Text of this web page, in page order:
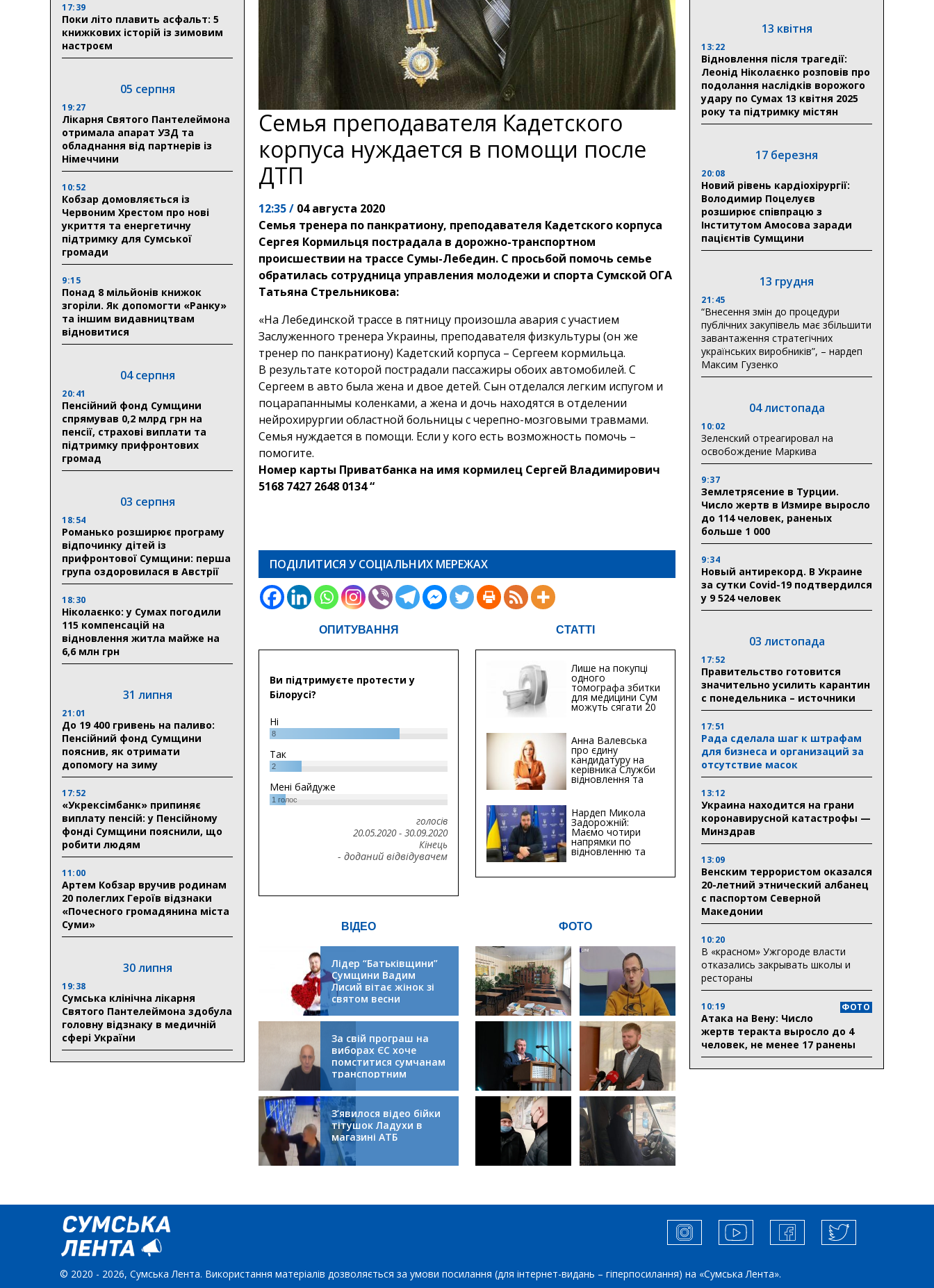
17:39
Поки літо плавить асфальт: 5
книжкових історій із зимовим
настроєм
05 серпня
19:27
Лікарня Святого Пантелеймона
отримала апарат УЗД та
обладнання від партнерів із
Німеччини
10:52
Кобзар домовляється із
Червоним Хрестом про нові
укриття та енергетичну
підтримку для Сумської
громади
9:15
Понад 8 мільйонів книжок
згоріли. Як допомогти «Ранку»
та іншим видавництвам
відновитися
04 серпня
20:41
Пенсійний фонд Сумщини
спрямував 0,2 млрд грн на
пенсії, страхові виплати та
підтримку прифронтових
громад
03 серпня
18:54
Романько розширює програму
відпочинку дітей із
прифронтової Сумщини: перша
група оздоровилася в Австрії
18:30
Ніколаєнко: у Сумах погодили
115 компенсацій на
відновлення житла майже на
6,6 млн грн
31 липня
21:01
До 19 400 гривень на паливо:
Пенсійний фонд Сумщини
пояснив, як отримати
допомогу на зиму
17:52
«Укрексімбанк» припиняє
виплату пенсій: у Пенсійному
фонді Сумщини пояснили, що
робити людям
11:00
Артем Кобзар вручив родинам
20 полеглих Героїв відзнаки
«Почесного громадянина міста
Суми»
30 липня
19:38
Сумська клінічна лікарня
Святого Пантелеймона здобула
головну відзнаку в медичній
сфері України
Семья преподавателя Кадетского
корпуса нуждается в помощи после
ДТП
12:35 / 04 августа 2020
Семья тренера по панкратиону, преподавателя Кадетского корпуса
Сергея Кормильця пострадала в дорожно-транспортном
происшествии на трассе Сумы-Лебедин. С просьбой помочь семье
обратилась сотрудница управления молодежи и спорта Сумской ОГА
Татьяна Стрельникова:
«На Лебединской трассе в пятницу произошла авария с участием
Заслуженного тренера Украины, преподавателя физкультуры (он же
тренер по панкратиону) Кадетский корпуса – Сергеем кормильца.
В результате которой пострадали пассажиры обоих автомобилей. С
Сергеем в авто была жена и двое детей. Сын отделался легким испугом и
поцарапаннымы коленками, а жена и дочь находятся в отделении
нейрохирургии областной больницы с черепно-мозговыми травмами.
Семья нуждается в помощи. Если у кого есть возможность помочь –
помогите.
Номер карты Приватбанка на имя кормилец Сергей Владимирович
5168 7427 2648 0134 “
ПОДІЛИТИСЯ У СОЦІАЛЬНИХ МЕРЕЖАХ
ОПИТУВАННЯ
Ви підтримуєте протести у
Білорусі?
Ні
8
Так
2
Мені байдуже
1голос
голосів
20.05.2020- 30.09.2020
Кінець
- доданий відвідувачем
СТАТТІ
Лише на покупці
одного
томографа збитки
для медицини Сум
можуть сягати 20
мільйонів гривень
Анна Валевська
про єдину
кандидатуру на
керівника Служби
відновлення та
інфраструктури у
Хіба...
Нардеп Микола
Задорожній:
Маємо чотири
напрямки по
відновленню та
будівництву
інфраструктури
ВІДЕО
Лідер “Батьківщини”
Сумщини Вадим
Лисий вітає жінок зі
святом весни
За свій програш на
виборах ЄС хоче
помститися сумчанам
транспортним
колапсом
З’явилося відео бійки
тітушок Ладухи в
магазині АТБ
ФОТО
13 квітня
13:22
Відновлення після трагедії:
Леонід Ніколаєнко розповів про
подолання наслідків ворожого
удару по Сумах 13 квітня 2025
року та підтримку містян
17 березня
20:08
Новий рівень кардіохірургії:
Володимир Поцелуєв
розширює співпрацю з
Інститутом Амосова заради
пацієнтів Сумщини
13 грудня
21:45
“Внесення змін до процедури
публічних закупівель має збільшити
завантаження стратегічних
українських виробників”, – нардеп
Максим Гузенко
04 листопада
10:02
Зеленский отреагировал на
освобождение Маркива
9:37
Землетрясение в Турции.
Число жертв в Измире выросло
до 114 человек, раненых
больше 1 000
9:34
Новый антирекорд. В Украине
за сутки Covid-19 подтвердился
у 9 524 человек
03 листопада
17:52
Правительство готовится
значительно усилить карантин
с понедельника – источники
17:51
Рада сделала шаг к штрафам
для бизнеса и организаций за
отсутствие масок
13:12
Украина находится на грани
коронавирусной катастрофы —
Минздрав
13:09
Венским террористом оказался
20-летний этнический албанец
с паспортом Северной
Македонии
10:20
В «красном» Ужгороде власти
отказались закрывать школы и
рестораны
10:19 ФОТО
Атака на Вену: Число
жертв теракта выросло до 4
человек, не менее 17 ранены
© 2020 - 2026, Сумська Лента. Використання матеріалів дозволяється за умови посилання (для інтернет-видань – гіперпосилання) на «Сумська Лента».